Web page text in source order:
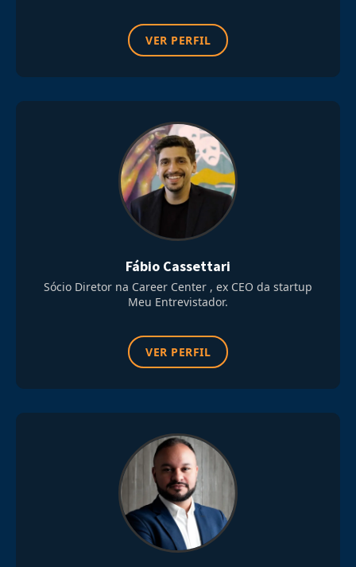
VER PERFIL
Fábio Cassettari
Sócio Diretor na Career Center , ex CEO da startup
Meu Entrevistador.
VER PERFIL